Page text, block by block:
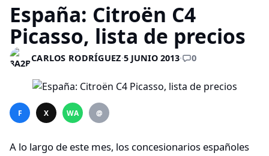
España: Citroën C4
Picasso, lista de precios
CARLOS RODRÍGUEZ·5 JUNIO 2013· 0
F X WA @
A lo largo de este mes, los concesionarios españoles